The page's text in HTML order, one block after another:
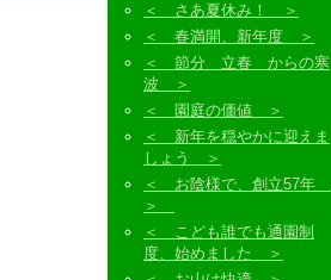
＜ さあ夏休み！ ＞
＜ 春満開、新年度 ＞
＜ 節分 立春 からの寒
波 ＞
＜ 園庭の価値 ＞
＜ 新年を穏やかに迎えま
しょう ＞
＜ お陰様で、創立57年
＞
＜ こども誰でも通園制
度、始めました ＞